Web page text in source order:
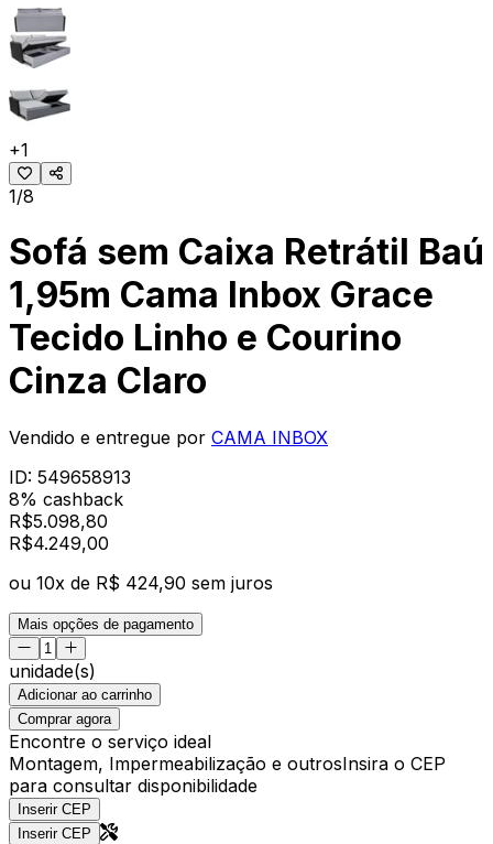
+1
1/8
Sofá sem Caixa Retrátil Baú
1,95m Cama Inbox Grace
Tecido Linho e Courino
Cinza Claro
Vendido e entregue por CAMA INBOX
ID: 549658913
8% cashback
R$5.098,80
R$4.249,00
ou 10x de R$ 424,90 sem juros
Mais opções de pagamento
unidade(s)
Adicionar ao carrinho
Comprar agora
Encontre o serviço ideal
Montagem, Impermeabilização e outrosInsira o CEP
para consultar disponibilidade
Inserir CEP
Inserir CEP